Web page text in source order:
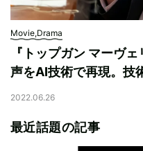
Movie,Drama
『トップガン マーヴ
声をAI技術で再現。技
2022.06.26
最近話題の記事